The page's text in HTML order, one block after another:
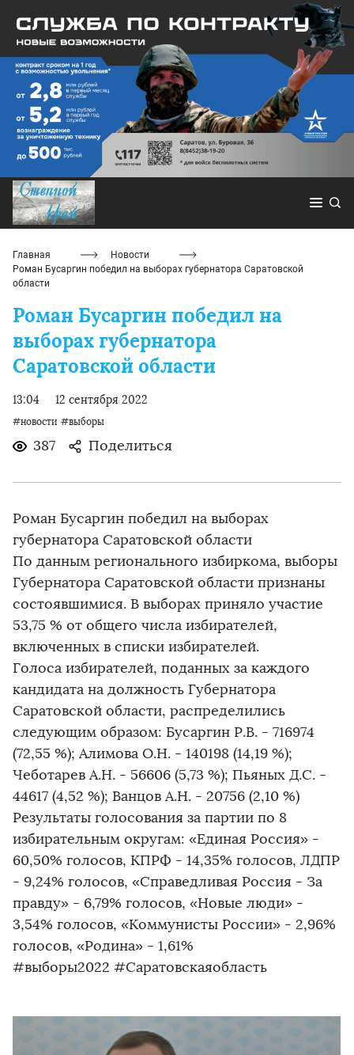
Главная
Новости
Роман Бусаргин победил на выборах губернатора Саратовской
области
Роман Бусаргин победил на
выборах губернатора
Саратовской области
13:04 12 сентября 2022
#новости #выборы
387 Поделиться
Роман Бусаргин победил на выборах
губернатора Саратовской области
По данным регионального избиркома, выборы
Губернатора Саратовской области признаны
состоявшимися. В выборах приняло участие
53,75 % от общего числа избирателей,
включенных в списки избирателей.
Голоса избирателей, поданных за каждого
кандидата на должность Губернатора
Саратовской области, распределились
следующим образом: Бусаргин Р.В. - 716974
(72,55 %); Алимова О.Н. - 140198 (14,19 %);
Чеботарев А.Н. - 56606 (5,73 %); Пьяных Д.С. -
44617 (4,52 %); Ванцов А.Н. - 20756 (2,10 %)
Результаты голосования за партии по 8
избирательным округам: «Единая Россия» -
60,50% голосов, КПРФ - 14,35% голосов, ЛДПР
- 9,24% голосов, «Справедливая Россия - За
правду» - 6,79% голосов, «Новые люди» -
3,54% голосов, «Коммунисты России» - 2,96%
голосов, «Родина» - 1,61%
#выборы2022 #Саратовскаяобласть